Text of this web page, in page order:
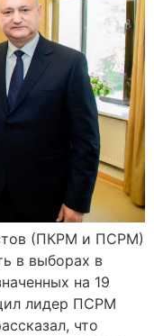
(ПКРМ и ПСРМ)
в выборах в
на 19
лидер ПСРМ
что